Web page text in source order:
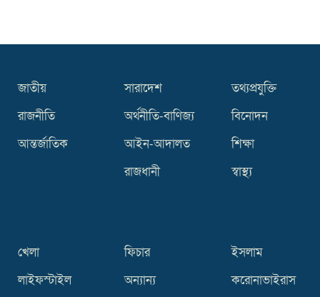
জাতীয়
রাজনীতি
আন্তর্জাতিক
সারাদেশ
অর্থনীতি-বাণিজ্য
আইন-আদালত
রাজধানী
তথ্যপ্রযুক্তি
বিনোদন
শিক্ষা
স্বাস্থ্য
খেলা
লাইফস্টাইল
ফিচার
অন্যান্য
ইসলাম
করোনাভাইরাস